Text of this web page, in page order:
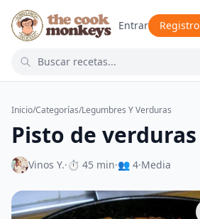
Entrar Registro
Inicio/Categorías/Legumbres Y Verduras
Pisto de verduras
Vinos Y.·⏱ 45 min·👥 4·Media